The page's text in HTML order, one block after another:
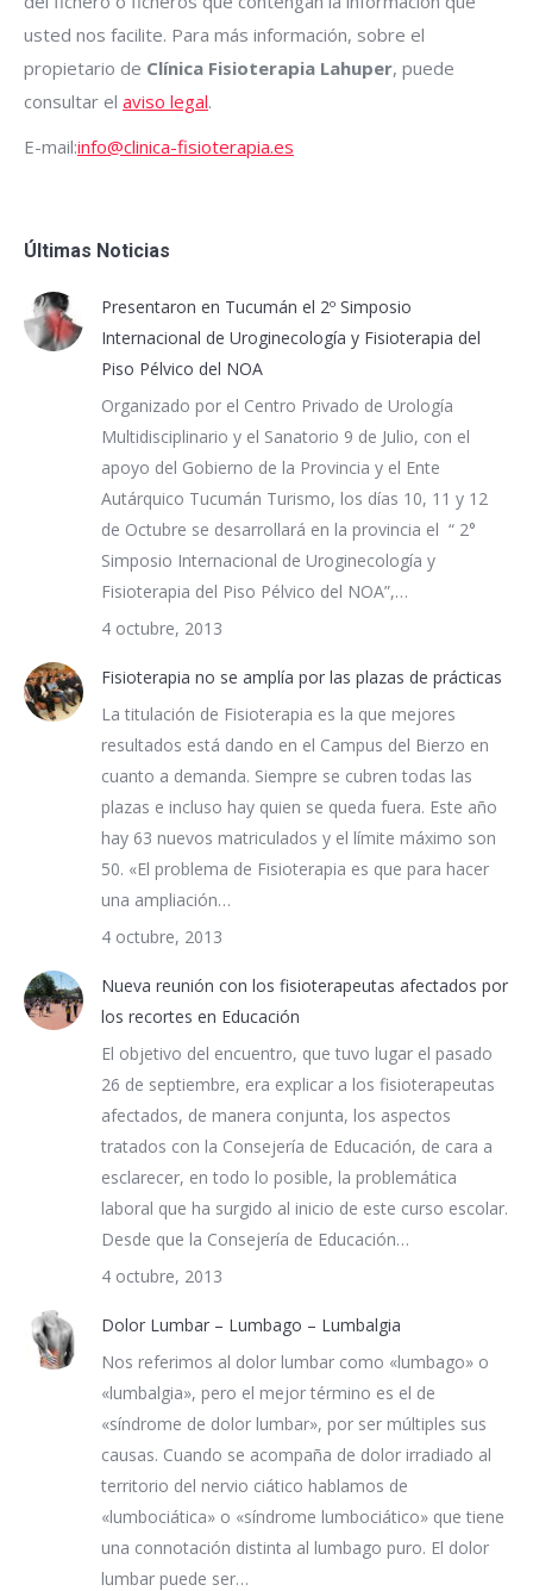
usted nos facilite. Para más información, sobre el
propietario de Clínica Fisioterapia Lahuper, puede
consultar el aviso legal.
E-mail:info@clinica-fisioterapia.es
Últimas Noticias
Presentaron en Tucumán el 2º Simposio
Internacional de Uroginecología y Fisioterapia del
Piso Pélvico del NOA
Organizado por el Centro Privado de Urología
Multidisciplinario y el Sanatorio 9 de Julio, con el
apoyo del Gobierno de la Provincia y el Ente
Autárquico Tucumán Turismo, los días 10, 11 y 12
de Octubre se desarrollará en la provincia el “ 2°
Simposio Internacional de Uroginecología y
Fisioterapia del Piso Pélvico del NOA”,…
4 octubre, 2013
Fisioterapia no se amplía por las plazas de prácticas
La titulación de Fisioterapia es la que mejores
resultados está dando en el Campus del Bierzo en
cuanto a demanda. Siempre se cubren todas las
plazas e incluso hay quien se queda fuera. Este año
hay 63 nuevos matriculados y el límite máximo son
50. «El problema de Fisioterapia es que para hacer
una ampliación…
4 octubre, 2013
Nueva reunión con los fisioterapeutas afectados por
los recortes en Educación
El objetivo del encuentro, que tuvo lugar el pasado
26 de septiembre, era explicar a los fisioterapeutas
afectados, de manera conjunta, los aspectos
tratados con la Consejería de Educación, de cara a
esclarecer, en todo lo posible, la problemática
laboral que ha surgido al inicio de este curso escolar.
Desde que la Consejería de Educación…
4 octubre, 2013
Dolor Lumbar – Lumbago – Lumbalgia
Nos referimos al dolor lumbar como «lumbago» o
«lumbalgia», pero el mejor término es el de
«síndrome de dolor lumbar», por ser múltiples sus
causas. Cuando se acompaña de dolor irradiado al
territorio del nervio ciático hablamos de
«lumbociática» o «síndrome lumbociático» que tiene
una connotación distinta al lumbago puro. El dolor
lumbar puede ser…